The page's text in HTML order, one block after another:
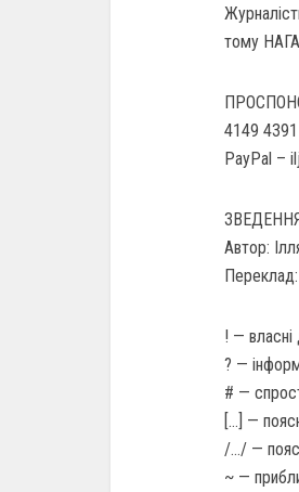
тому
4149
PayPal –
Автор:
! —
? —
# —
[…] —
/…/ —
~ —